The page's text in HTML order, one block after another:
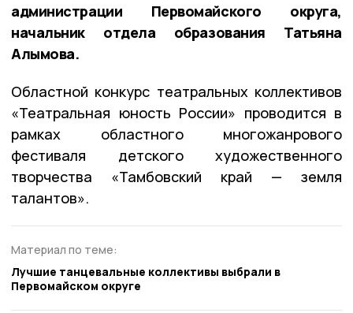
администрации Первомайского округа,
начальник отдела образования Татьяна
Алымова.
Областной конкурс театральных коллективов
«Театральная юность России» проводится в
рамках областного многожанрового
фестиваля детского художественного
творчества «Тамбовский край — земля
талантов».
Материал по теме:
Лучшие танцевальные коллективы выбрали в
Первомайском округе